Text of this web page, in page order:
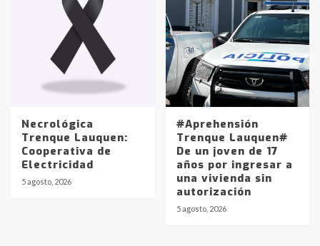
Necrológica
Trenque Lauquen:
Cooperativa de
Electricidad
5 agosto, 2026
#Aprehensión
Trenque Lauquen#
De un joven de 17
años por ingresar a
una vivienda sin
autorización
5 agosto, 2026
Accidente en Ruta 5: falleció un
joven de Trenque Lauquen
Los precios de los combustibles en
La Pampa, desde YPF hasta Axion
entre 857 a 1338 pesos
La Bolsa de Cereales de Bahía
Blanca anticipa que Agosto vendrá
con lluvias y heladas, en gran parte